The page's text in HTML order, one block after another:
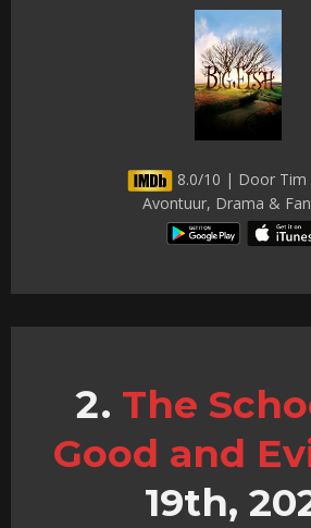
8.0/10 | Door Tim
Avontuur, Drama &
The
Good and
19th,